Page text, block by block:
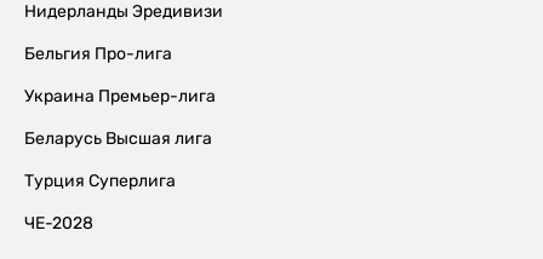
Нидерланды Эредивизи
Бельгия Про-лига
Украина Премьер-лига
Беларусь Высшая лига
Турция Суперлига
ЧЕ-2028